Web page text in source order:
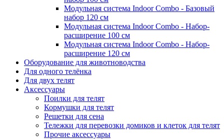
Модульная система Indoor Combo - Базовый
набор 120 см
Модульная система Indoor Combo - Набор-
расширение 100 см
Модульная система Indoor Combo - Набор-
расширение 120 см
Оборудование для животноводства
Для одного телёнка
Для двух телят
Аксессуары
Поилки для телят
Кормушки для телят
Решетки для сена
Тележки для перевозки домиков и клеток для телят
Прочие аксессуары